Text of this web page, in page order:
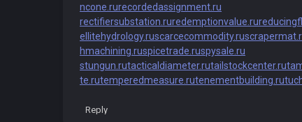
ncone.rurecordedassignment.ru
rectifiersubstation.ruredemptionvalue.ru
ellitehydrology.ruscarcecommodity.ru
hmachining.ruspicetrade.ruspysale.ru
stungun.rutacticaldiameter.rutailstockcenter.ru
te.rutemperedmeasure.rutenementbuilding.ru
Reply